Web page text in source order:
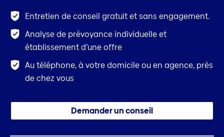
Entretien de conseil gratuit et sans engagement.
Analyse de prévoyance individuelle et
établissement d’une offre
Au téléphone, à votre domicile ou en agence, près
de chez vous
Demander un conseil